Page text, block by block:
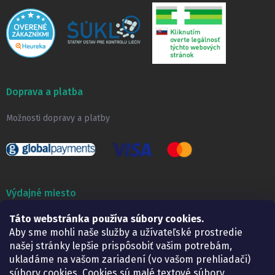
Táto webstránka používa súbory cookies.
Aby sme mohli naše služby a užívateľské prostredie
našej stránky lepšie prispôsobiť vašim potrebám,
ukladáme na vašom zariadení (vo vašom prehliadači)
Doprava a platba
Možnosti dopravy a platby
Výdajné miesto
Lekáreň ADONAI
Košice – Smetanova 2
Pondelok:
07.30 – 15.30 h.
Utorok:
07.30 – 16.00 h.
Streda:
07.30 – 16.00 h.